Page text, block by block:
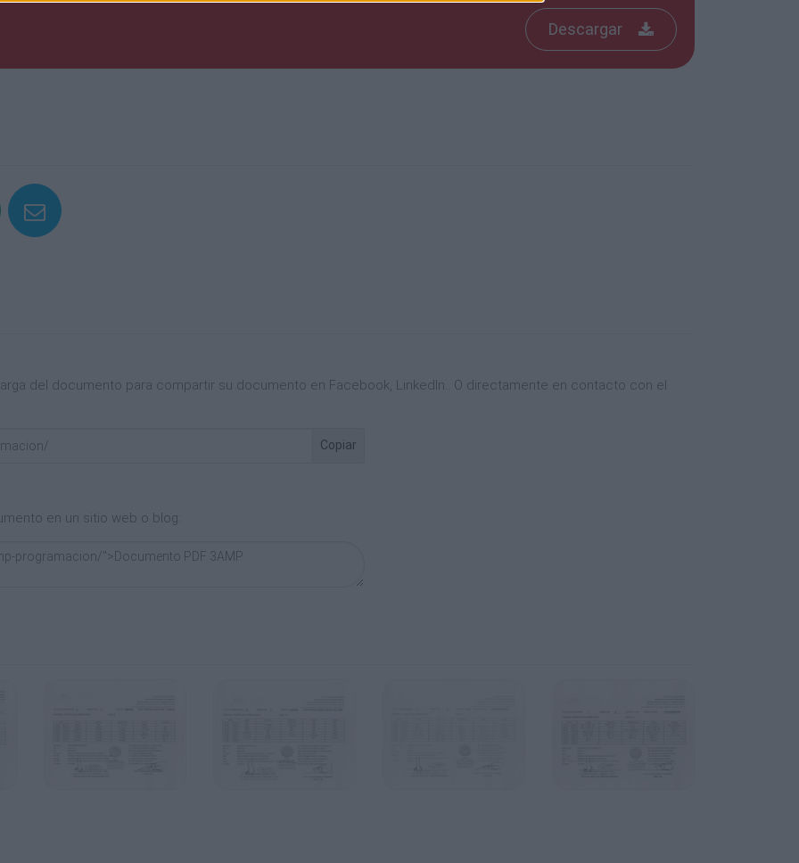
Descargar
del documento para compartir su documento en Facebook, LinkedIn.. O directamente en contacto con el
Copiar
en un sitio web o blog: